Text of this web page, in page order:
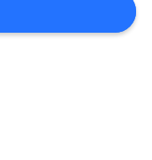
خريطة
الموقع